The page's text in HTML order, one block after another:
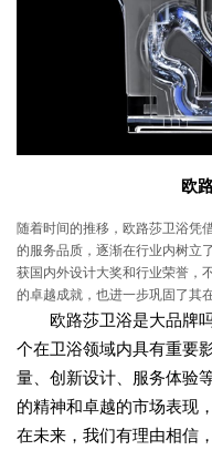
欧
随着时间的推移，欧路莎卫浴凭
的服务品质，逐渐在行业内树立
获国内外设计大奖和行业荣誉，
的卓越成就，也进一步巩固了其
欧路莎卫浴是大品牌
个在卫浴领域内具有重要
量、创新设计、服务体验
的精神和卓越的市场表现
在未来，我们有理由相信